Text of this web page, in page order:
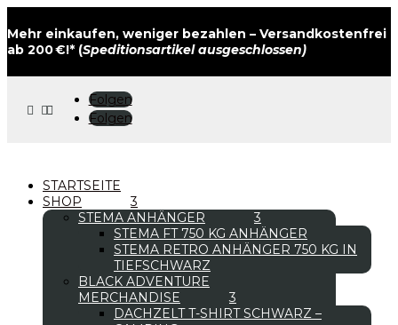
Mehr einkaufen, weniger bezahlen – Versandkostenfrei
ab 200 €!* (Speditionsartikel ausgeschlossen)
 
Folgen
Folgen
STARTSEITE
SHOP
STEMA ANHÄNGER
STEMA FT 750 KG ANHÄNGER
STEMA RETRO ANHÄNGER 750 KG IN
TIEFSCHWARZ
BLACK ADVENTURE
MERCHANDISE
DACHZELT T-SHIRT SCHWARZ –